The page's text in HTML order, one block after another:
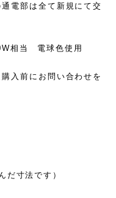
電部は全て新規にて交
相当 電球色使用
入前にお問い合わせを
寸法です）